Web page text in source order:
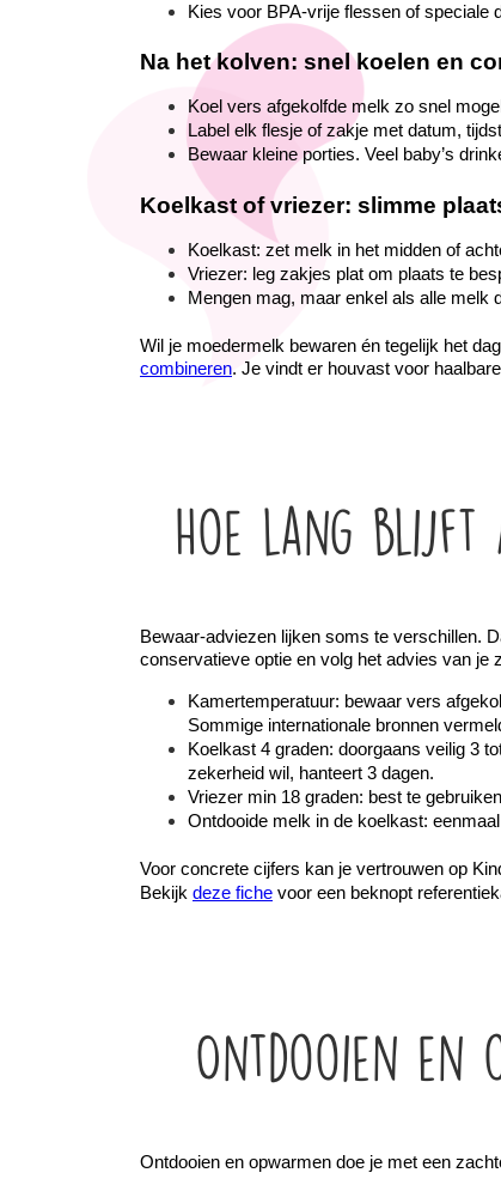
Kies voor BPA-vrije flessen of speciale
Na het kolven: snel koelen en
Koel vers afgekolfde melk zo snel
Label elk flesje of zakje met datum,
Bewaar kleine porties. Veel baby’s
Koelkast of vriezer: slimme
Koelkast: zet melk in het midden of
Vriezer: leg zakjes plat om plaats te
Mengen mag, maar enkel als alle melk
Wil je moedermelk bewaren én tegelijk het
combineren. Je vindt er houvast voor
Hoe lang blijft
Bewaar-adviezen lijken soms te verschillen.
conservatieve optie en volg het advies van je
Kamertemperatuur: bewaar vers
Sommige internationale bronnen
Koelkast 4 graden: doorgaans veilig 3
zekerheid wil, hanteert 3 dagen.
Vriezer min 18 graden: best te
Ontdooide melk in de koelkast:
Voor concrete cijfers kan je vertrouwen op
Bekijk deze fiche voor een beknopt
Ontdooien en
Ontdooien en opwarmen doe je met een